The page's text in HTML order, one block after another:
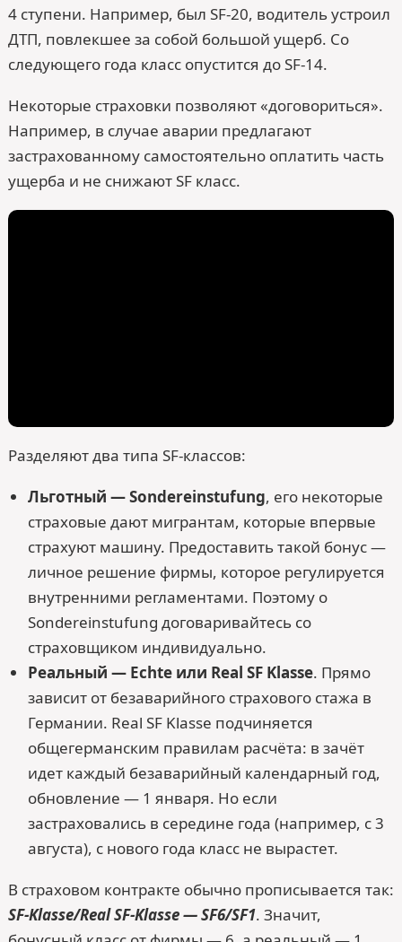
4 ступени. Например, был SF-20, водитель устроил
ДТП, повлекшее за собой большой ущерб. Со
следующего года класс опустится до SF-14.
Некоторые страховки позволяют «договориться».
Например, в случае аварии предлагают
застрахованному самостоятельно оплатить часть
ущерба и не снижают SF класс.
Разделяют два типа SF-классов:
Льготный — Sondereinstufung, его некоторые
страховые дают мигрантам, которые впервые
страхуют машину. Предоставить такой бонус —
личное решение фирмы, которое регулируется
внутренними регламентами. Поэтому о
Sondereinstufung договаривайтесь со
страховщиком индивидуально.
Реальный — Echte или Real SF Klasse. Прямо
зависит от безаварийного страхового стажа в
Германии. Real SF Klasse подчиняется
общегерманским правилам расчёта: в зачёт
идет каждый безаварийный календарный год,
обновление — 1 января. Но если
застраховались в середине года (например, с 3
августа), с нового года класс не вырастет.
В страховом контракте обычно прописывается так:
SF-Klasse/Real SF-Klasse — SF6/SF1. Значит,